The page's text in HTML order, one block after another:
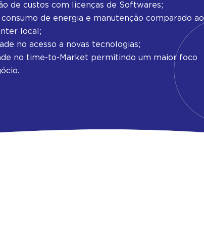
de custos com licenças de Softwares;
consumo de energia e manutenção comparado ao
local;
no acesso a novas tecnologias;
no time-to-Market permitindo um maior foco